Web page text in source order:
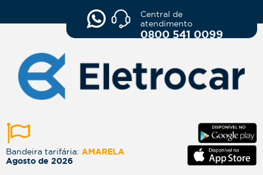
Central de
atendimento
0800 541 0099
Bandeira tarifária: AMARELA
Agosto de 2026